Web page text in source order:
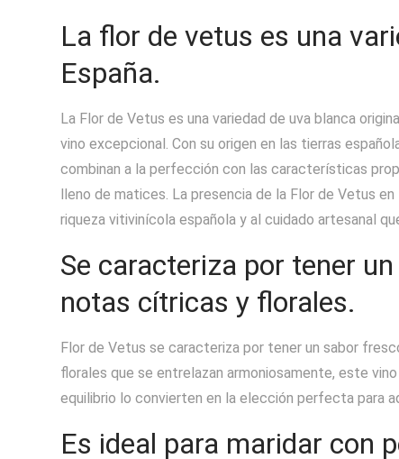
La flor de vetus es una
España.
La Flor de Vetus es una variedad de uva blanca
vino excepcional. Con su origen en las tierras
combinan a la perfección con las características
lleno de matices. La presencia de la Flor de Vetus
riqueza vitivinícola española y al cuidado artesanal
Se caracteriza por tener
notas cítricas y florales.
Flor de Vetus se caracteriza por tener un sabor
florales que se entrelazan armoniosamente, este
equilibrio lo convierten en la elección perfecta para
Es ideal para maridar con